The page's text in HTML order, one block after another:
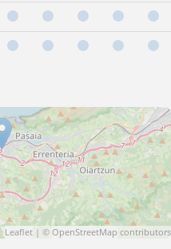
Leaflet | © OpenStreetMap contributors